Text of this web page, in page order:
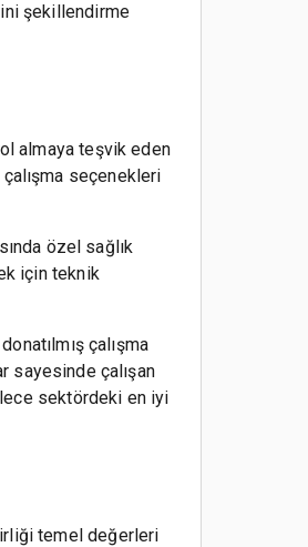
şekillendirme
almaya teşvik eden
seçenekleri
özel sağlık
için teknik
çalışma
sayesinde çalışan
sektördeki en iyi
temel değerleri